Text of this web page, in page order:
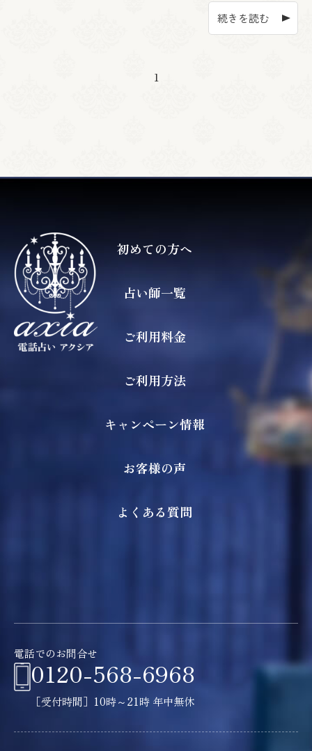
続きを読む
1
初めての方へ
占い師一覧
ご利用料金
ご利用方法
キャンペーン情報
お客様の声
よくある質問
電話でのお問合せ
0120-568-6968
［受付時間］10時～21時 年中無休